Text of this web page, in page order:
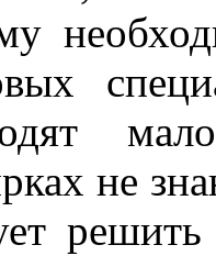
не